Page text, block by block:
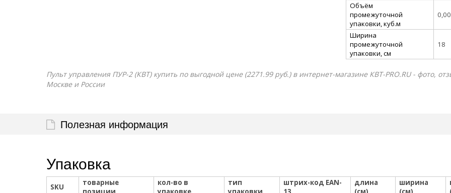
Объём
промежуточной
упаковки, куб.м
Ширина
промежуточной
упаковки, см
18
Пульт управления ПУР-2 (КВТ) купить по выгодной цене (2271.99 руб.) в интернет-магазине КВТ-PRO.RU - фото,
Москве и России
Полезная информация
Упаковка
SKU
товарные
кол-во в
тип
штрих-код EAN-
длина
ширина